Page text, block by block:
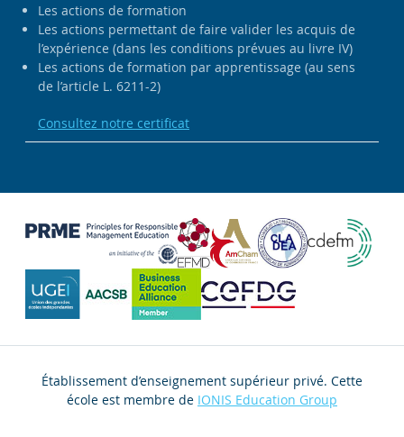
Les actions de formation
Les actions permettant de faire valider les acquis de
l’expérience (dans les conditions prévues au livre IV)
Les actions de formation par apprentissage (au sens
de l’article L. 6211-2)
Consultez notre certificat
Établissement d’enseignement supérieur privé. Cette
école est membre de IONIS Education Group